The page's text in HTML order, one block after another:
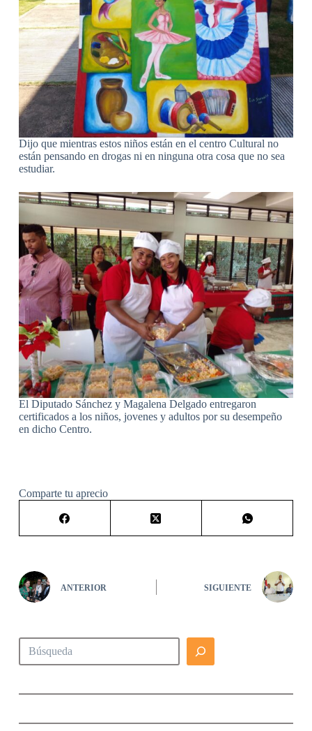
Dijo que mientras estos niños están en el centro Cultural no
están pensando en drogas ni en ninguna otra cosa que no sea
estudiar.
El Diputado Sánchez y Magalena Delgado entregaron
certificados a los niños, jovenes y adultos por su desempeño
en dicho Centro.
Comparte tu aprecio
ANTERIOR SIGUIENTE
Buscar